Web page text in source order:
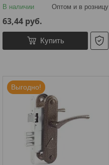
В наличии Оптом и в розницу
63,44 руб.
Купить
Выгодно!